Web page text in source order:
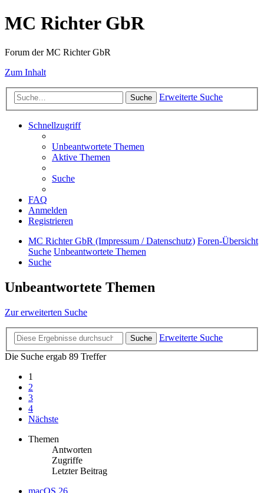
MC Richter GbR
Forum der MC Richter GbR
Zum Inhalt
Suche Erweiterte Suche
Schnellzugriff
Unbeantwortete Themen
Aktive Themen
Suche
FAQ
Anmelden
Registrieren
MC Richter GbR (Impressum / Datenschutz) Foren-Übersicht
Suche Unbeantwortete Themen
Suche
Unbeantwortete Themen
Zur erweiterten Suche
Suche
Erweiterte Suche
Die Suche ergab 89 Treffer
1
2
3
4
Nächste
Themen
Antworten
Zugriffe
Letzter Beitrag
macOS 26